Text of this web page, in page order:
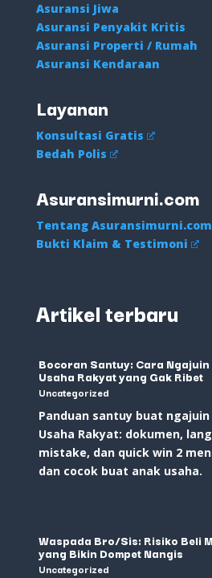
Asuransi Jiwa
Asuransi Penyakit Kritis
Asuransi Properti / Rumah
Asuransi Kendaraan
Layanan
Konsultasi Gratis
Bedah Polis
Asuransimurni.com
Tentang Asuransimurni.com
Bukti Klaim & Testimoni
Artikel terbaru
Bocoran Santuy: Cara
Usaha Rakyat yang Gak Ribet
Uncategorized
Panduan santuy buat
Usaha Rakyat: dokumen,
mistake, dan quick win 2
dan cocok buat anak usaha.
Waspada Bro/Sis: Risiko Beli
yang Bikin Dompet Nangis
Uncategorized